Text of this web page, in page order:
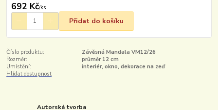
692 Kč/ks
Přidat do košíku
Číslo produktu:
Závěsná Mandala VM12/26
Rozměr:
průměr 12 cm
Umístění:
interiér, okno, dekorace na zeď
Hlídat dostupnost
Autorská tvorba